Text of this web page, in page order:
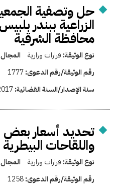
حل وتصفية
الزراعية ببندر
محافظة الشرقية
نوع الوثيقة: قرارات وزارية
رقم الوثيقة/رقم الدعوى:1777
سنة الإصدار/السنة القضائية:
تحديد أسعار
واللقاحات البيطرية
نوع الوثيقة: قرارات وزارية
رقم الوثيقة/رقم الدعوى:1258